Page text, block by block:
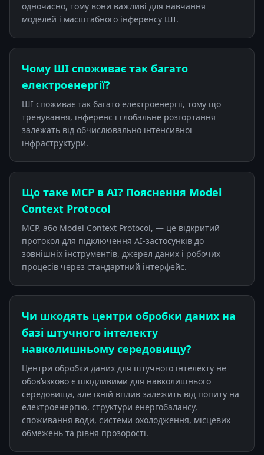
одночасно, тому вони важливі для навчання
моделей і масштабного інференсу ШІ.
Чому ШІ споживає так багато
електроенергії?
ШІ споживає так багато електроенергії, тому що
тренування, інференс і глобальне розгортання
залежать від обчислювально інтенсивної
інфраструктури.
Що таке MCP в AI? Пояснення Model
Context Protocol
MCP, або Model Context Protocol, — це відкритий
протокол для підключення AI-застосунків до
зовнішніх інструментів, джерел даних і робочих
процесів через стандартний інтерфейс.
Чи шкодять центри обробки даних на
базі штучного інтелекту
навколишньому середовищу?
Центри обробки даних для штучного інтелекту не
обов’язково є шкідливими для навколишнього
середовища, але їхній вплив залежить від попиту на
електроенергію, структури енергобалансу,
споживання води, системи охолодження, місцевих
обмежень та рівня прозорості.